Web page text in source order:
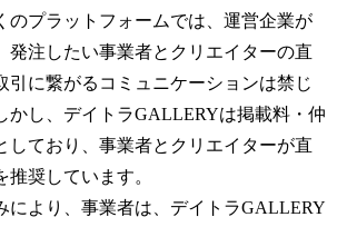
のプラットフォームでは、運営企業が
発注したい事業者とクリエイターの直
引に繋がるコミュニケーションは禁じ
かし、デイトラGALLERYは掲載料・仲
しており、事業者とクリエイターが直
奨しています。
より、事業者は、デイトラGALLERY